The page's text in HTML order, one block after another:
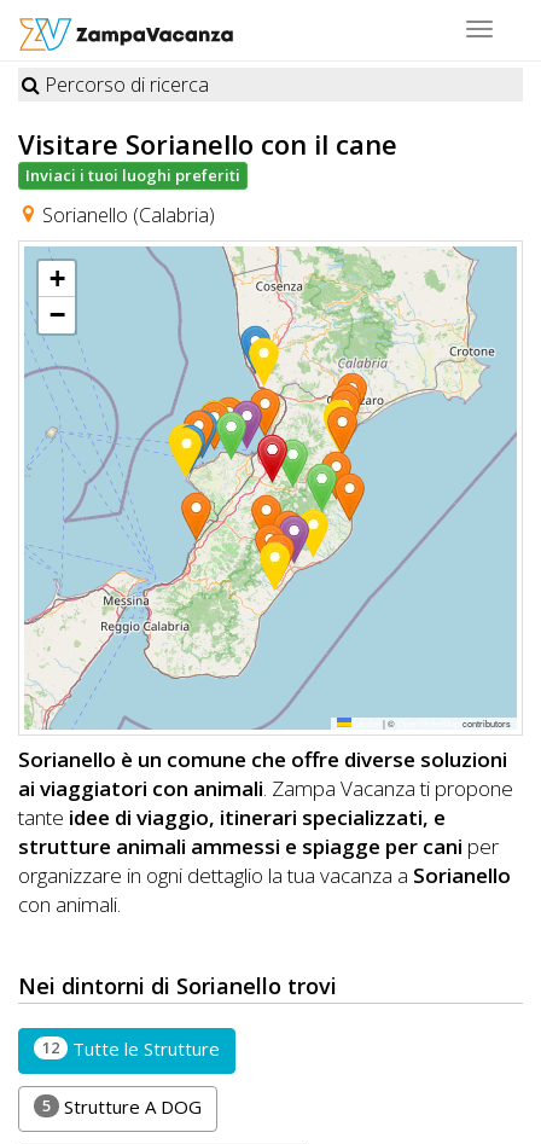
Toggle
STRUTTURE
A
DOG
LUOGHI
A
DOG
OFFERTE
A
DOG
INFO
A
DOG
CHIEDI
CODICE
SCONTO
Video
Tutorial
Lavora
con
Percorso di ricerca
Visitare Sorianello con il cane
Inviaci i tuoi luoghi preferiti
Sorianello (Calabria)
+
−
|© contributors
Sorianello è un comune che offre diverse soluzioni
ai viaggiatori con animali. Zampa Vacanza ti propone
tante idee di viaggio, itinerari specializzati, e
strutture animali ammessi e spiagge per cani per
organizzare in ogni dettaglio la tua vacanza a Sorianello
con animali.
Nei dintorni di Sorianello trovi
12 Tutte le Strutture
5 Strutture A DOG